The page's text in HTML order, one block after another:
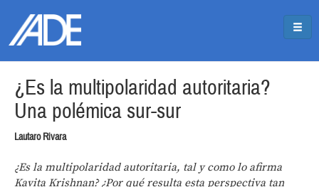
¿Es la multipolaridad autoritaria?
Una polémica sur-sur
Lautaro Rivara
¿Es la multipolaridad autoritaria, tal y como lo afirma
Kavita Krishnan? ¿Por qué resulta esta perspectiva tan